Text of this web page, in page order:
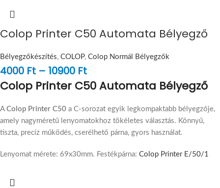
Colop Printer C50 Automata Bélyegző
Bélyegzőkészítés, COLOP, Colop Normál Bélyegzők
4000 Ft – 10900 Ft
Colop Printer C50 Automata Bélyegző
A Colop Printer C50 a C-sorozat egyik legkompaktabb bélyegzője,
amely nagyméretű lenyomatokhoz tökéletes választás. Könnyű,
tiszta, precíz működés, cserélhető párna, gyors használat.
Lenyomat mérete: 69x30mm. Festékpárna: Colop Printer E/50/1